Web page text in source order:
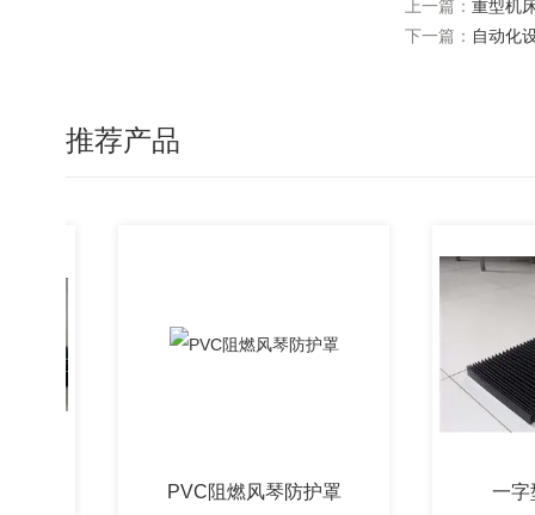
上一篇： 重型机
下一篇： 自动化
推荐产品
PVC阻燃风琴防护罩 一字型风